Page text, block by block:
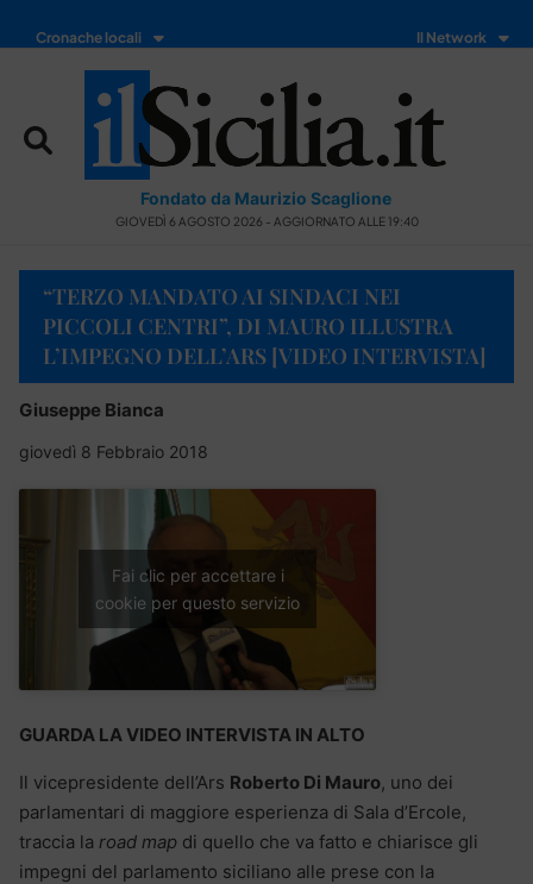
Cronache locali Il Network
Fondato da Maurizio Scaglione
GIOVEDÌ 6 AGOSTO 2026 - AGGIORNATO ALLE 19:40
“TERZO MANDATO AI SINDACI NEI
PICCOLI CENTRI”, DI MAURO ILLUSTRA
L’IMPEGNO DELL’ARS [VIDEO INTERVISTA]
Giuseppe Bianca
giovedì 8 Febbraio 2018
Fai clic per accettare i
cookie per questo servizio
GUARDA LA VIDEO INTERVISTA IN ALTO
Il vicepresidente dell’Ars Roberto Di Mauro, uno dei
parlamentari di maggiore esperienza di Sala d’Ercole,
traccia la road map di quello che va fatto e chiarisce gli
impegni del parlamento siciliano alle prese con la